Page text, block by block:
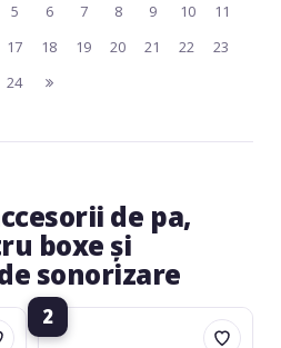
5 6 7 8 9 10
11
17 18 19 20 21 22
23
24
pagina
de pa,
boxe și
sonorizare
2
Shure
WA610